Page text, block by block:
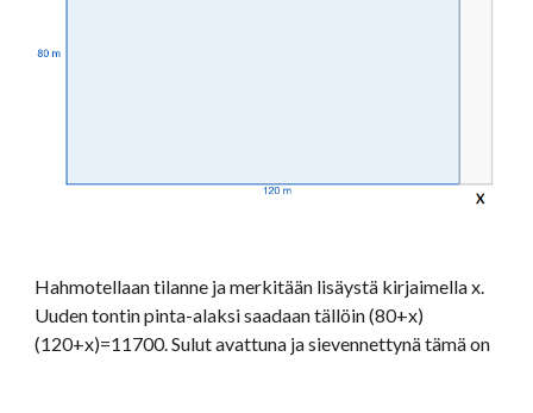
Hahmotellaan tilanne ja merkitään lisäystä kirjaimella x.
Uuden tontin pinta-alaksi saadaan tällöin (80+x)
(120+x)=11700. Sulut avattuna ja sievennettynä tämä on